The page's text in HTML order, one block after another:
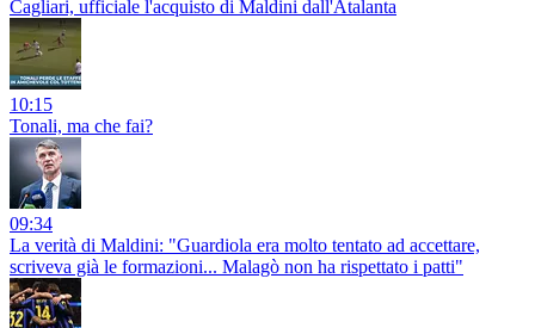
Cagliari, ufficiale l'acquisto di Maldini dall'Atalanta
10:15
Tonali, ma che fai?
09:34
La verità di Maldini: "Guardiola era molto tentato ad accettare,
scriveva già le formazioni... Malagò non ha rispettato i patti"